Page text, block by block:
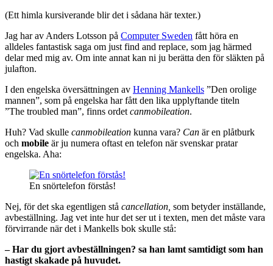
(Ett himla kursiverande blir det i sådana här texter.)
Jag har av Anders Lotsson på Computer Sweden fått höra en
alldeles fantastisk saga om just find and replace, som jag härmed
delar med mig av. Om inte annat kan ni ju berätta den för släkten på
julafton.
I den engelska översättningen av Henning Mankells ”Den orolige
mannen”, som på engelska har fått den lika upplyftande titeln
”The troubled man”, finns ordet canmobileation.
Huh? Vad skulle canmobileation kunna vara? Can är en plåtburk
och mobile är ju numera oftast en telefon när svenskar pratar
engelska. Aha:
En snörtelefon förstås!
Nej, för det ska egentligen stå cancellation, som betyder inställande,
avbeställning. Jag vet inte hur det ser ut i texten, men det måste vara
förvirrande när det i Mankells bok skulle stå:
– Har du gjort avbeställningen? sa han lamt samtidigt som han
hastigt skakade på huvudet.